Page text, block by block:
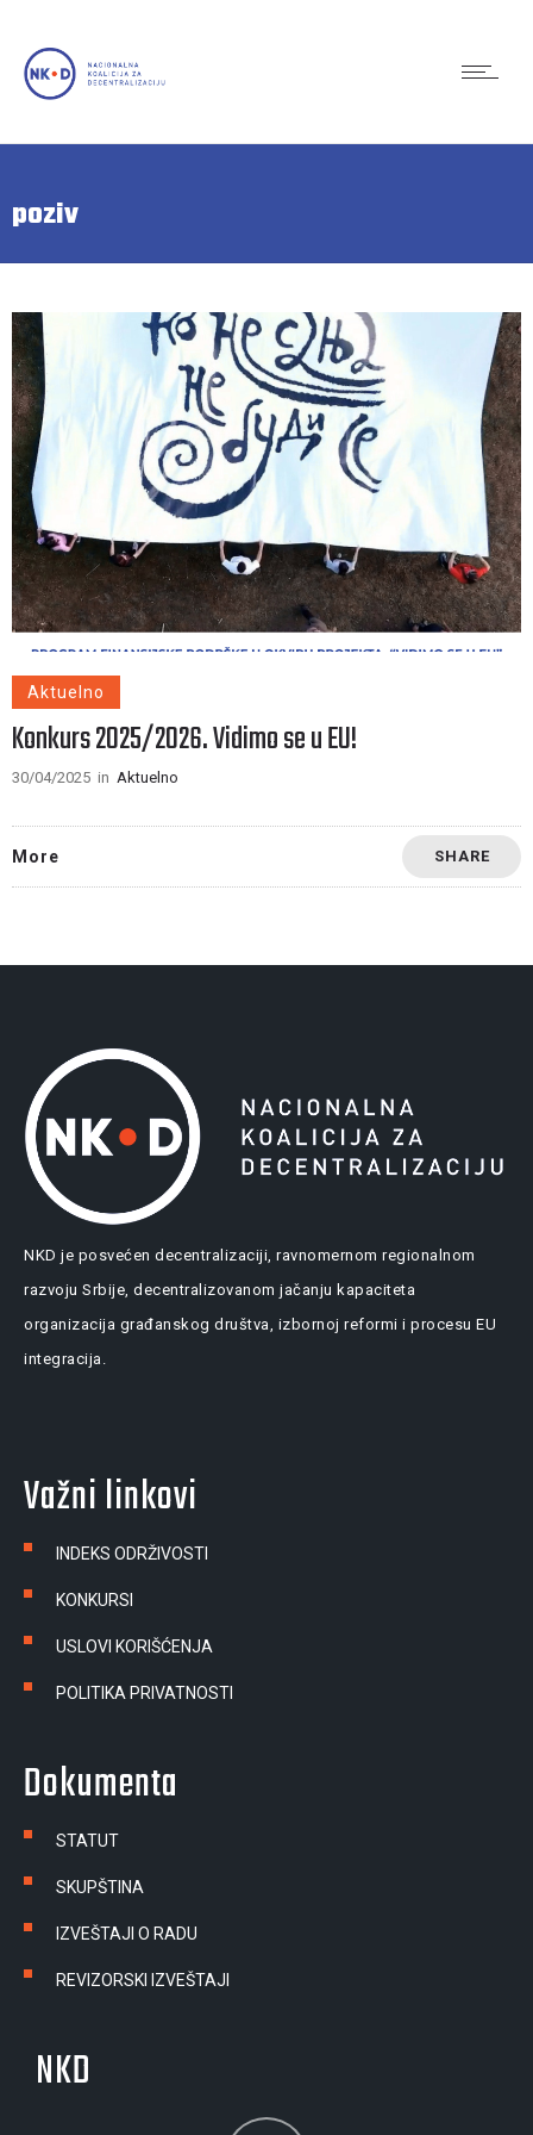
poziv
Aktuelno
Konkurs 2025/2026. Vidimo se u EU!
30/04/2025 in Aktuelno
More SHARE
NKD je posvećen decentralizaciji, ravnomernom regionalnom
razvoju Srbije, decentralizovanom jačanju kapaciteta
organizacija građanskog društva, izbornoj reformi i procesu EU
integracija.
Važni linkovi
INDEKS ODRŽIVOSTI
KONKURSI
USLOVI KORIŠĆENJA
POLITIKA PRIVATNOSTI
Dokumenta
STATUT
SKUPŠTINA
IZVEŠTAJI O RADU
REVIZORSKI IZVEŠTAJI
NKD